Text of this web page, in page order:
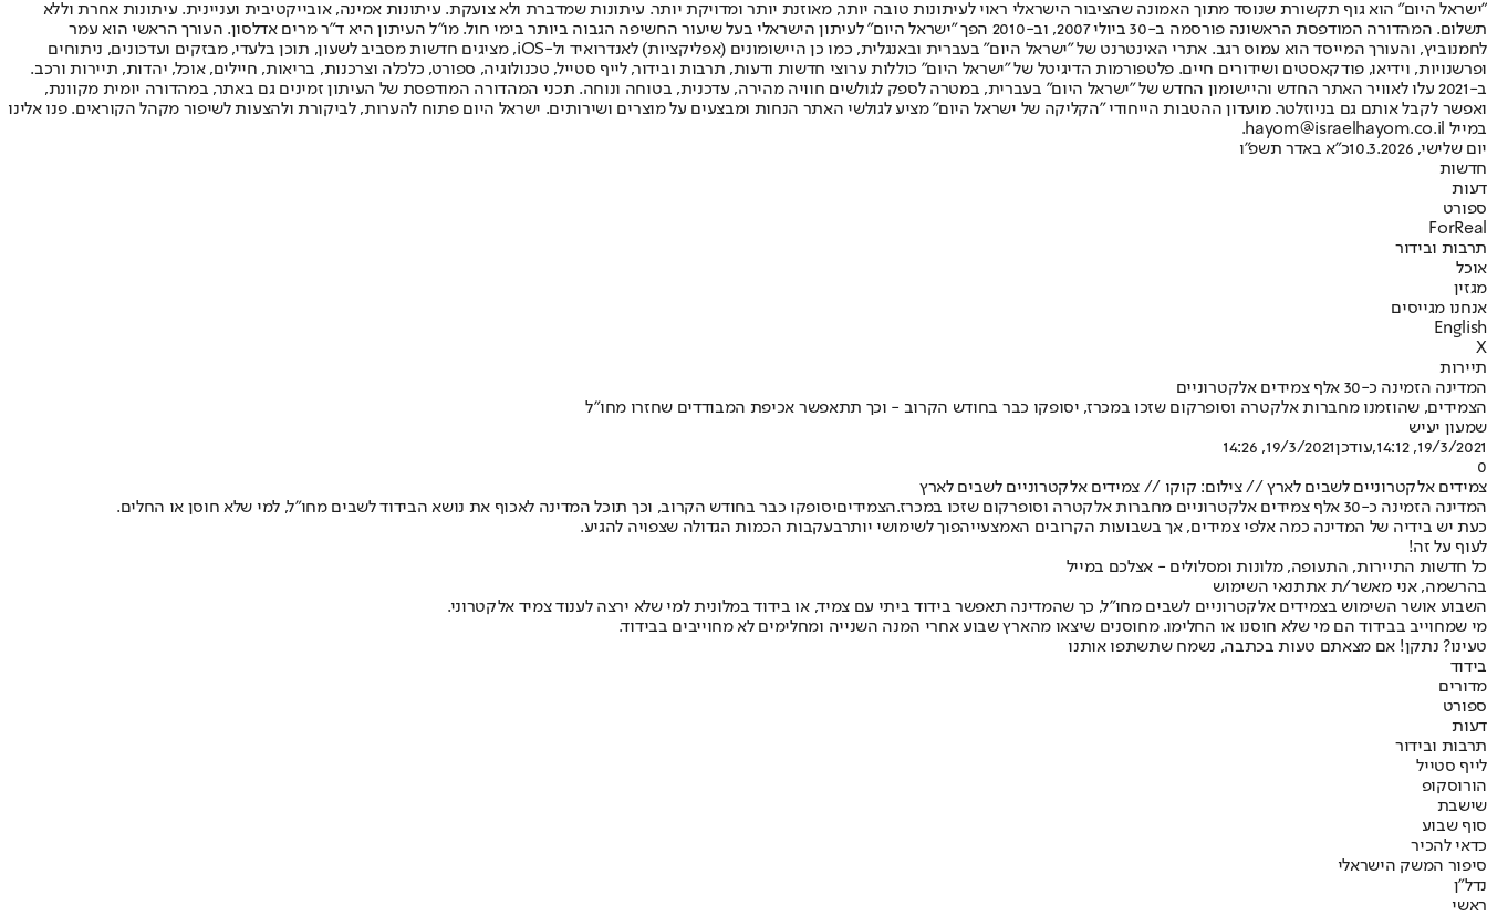
"ישראל היום" הוא גוף תקשורת שנוסד מתוך האמונה שהציבור הישראלי ראוי לעיתונות טובה יותר, מאוזנת יותר ומדויקת יותר. עיתונות שמדברת ולא צועקת. עיתונות אמינה, אובייקטיבית ועניינית. עיתונות אחרת וללא
תשלום. המהדורה המודפסת הראשונה פורסמה ב-30 ביולי 2007, וב-2010 הפך "ישראל היום" לעיתון הישראלי בעל שיעור החשיפה הגבוה ביותר בימי חול. מו"ל העיתון היא ד"ר מרים אדלסון. העורך הראשי הוא עמר
לחמנוביץ, והעורך המייסד הוא עמוס רגב. אתרי האינטרנט של "ישראל היום" בעברית ובאנגלית, כמו כן היישומונים (אפליקציות) לאנדרואיד ול-iOS, מציגים חדשות מסביב לשעון, תוכן בלעדי, מבזקים ועדכונים, ניתוחים
ופרשנויות, וידיאו, פודקאסטים ושידורים חיים. פלטפורמות הדיגיטל של "ישראל היום" כוללות ערוצי חדשות ודעות, תרבות ובידור, לייף סטייל, טכנולוגיה, ספורט, כלכלה וצרכנות, בריאות, חיילים, אוכל, יהדות, תיירות ורכב.
ב-2021 עלו לאוויר האתר החדש והיישומון החדש של "ישראל היום" בעברית, במטרה לספק לגולשים חוויה מהירה, עדכנית, בטוחה ונוחה. תכני המהדורה המודפסת של העיתון זמינים גם באתר, במהדורה יומית מקוונת,
ואפשר לקבל אותם גם בניוזלטר. מועדון ההטבות הייחודי "הקליקה של ישראל היום" מציע לגולשי האתר הנחות ומבצעים על מוצרים ושירותים. ישראל היום פתוח להערות, לביקורת ולהצעות לשיפור מקהל הקוראים. פנו אלינו
במייל hayom@israelhayom.co.il.
יום שלישי, 10.3.2026
כ"א באדר תשפ"ו
חדשות
דעות
ספורט
ForReal
תרבות ובידור
אוכל
מגזין
אנחנו מגייסים
English
X
תיירות
המדינה הזמינה כ-30 אלף צמידים אלקטרוניים
הצמידים, שהוזמנו מחברות אלקטרה וסופרקום שזכו במכרז, יסופקו כבר בחודש הקרוב - וכך תתאפשר אכיפת המבודדים שחזרו מחו"ל
שמעון יעיש
19/3/2021, 14:12
,עודכן19/3/2021, 14:26
0
צמידים אלקטרוניים לשבים לארץ // צילום: קוקו // צמידים אלקטרוניים לשבים לארץ
המדינה הזמינה כ-30 אלף צמידים אלקטרוניים מחברות אלקטרה וסופרקום שזכו במכרז.
הצמידיםיסופקו כבר בחודש הקרוב, וכך תוכל המדינה לאכוף את נושא הבידוד לשבים מחו"ל, למי שלא חוסן או החלים.
כעת יש בידיה של המדינה כמה אלפי צמידים, אך בשבועות הקרובים האמצעייהפוך לשימושי יותרבעקבות הכמות הגדולה שצפויה להגיע.
לעוף על זה!
כל חדשות התיירות, התעופה, מלונות ומסלולים - אצלכם במייל
בהרשמה, אני מאשר/ת אתתנאי השימוש
השבוע אושר השימוש בצמידים אלקטרוניים לשבים מחו"ל, כך שהמדינה תאפשר בידוד ביתי עם צמיד, או בידוד במלונית למי שלא ירצה לענוד צמיד אלקטרוני.
מי שמחוייב בבידוד הם מי שלא חוסנו או החלימו. מחוסנים שיצאו מהארץ שבוע אחרי המנה השנייה ומחלימים לא מחוייבים בבידוד.
טעינו? נתקן! אם מצאתם טעות בכתבה, נשמח שתשתפו אותנו
בידוד
מדורים
ספורט
דעות
תרבות ובידור
לייף סטייל
הורוסקופ
שישבת
סוף שבוע
כדאי להכיר
סיפור המשק הישראלי
נדל"ן
ראשי